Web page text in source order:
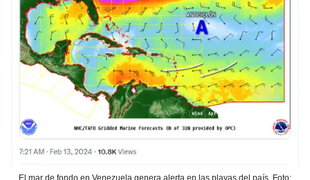
El mar de fondo en Venezuela genera alerta en las playas del país. Foto: